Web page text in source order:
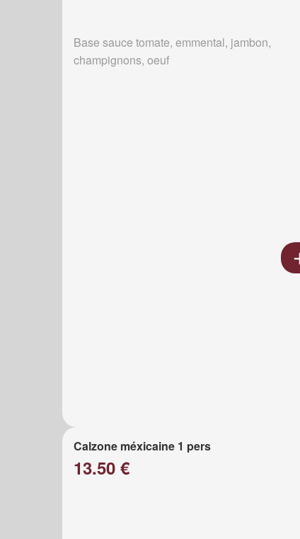
Base sauce tomate, emmental, jambon,
champignons, oeuf
Calzone méxicaine 1 pers
13.50 €